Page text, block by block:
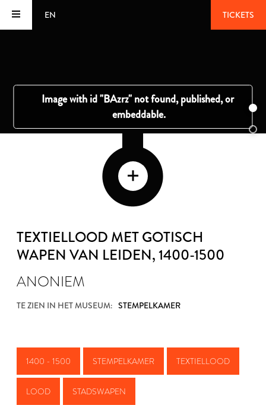
EN TICKETS
TEXTIELLOOD MET GOTISCH
WAPEN VAN LEIDEN, 1400-1500
ANONIEM
TE ZIEN IN HET MUSEUM: STEMPELKAMER
1400 - 1500 STEMPELKAMER TEXTIELLOOD
LOOD STADSWAPEN